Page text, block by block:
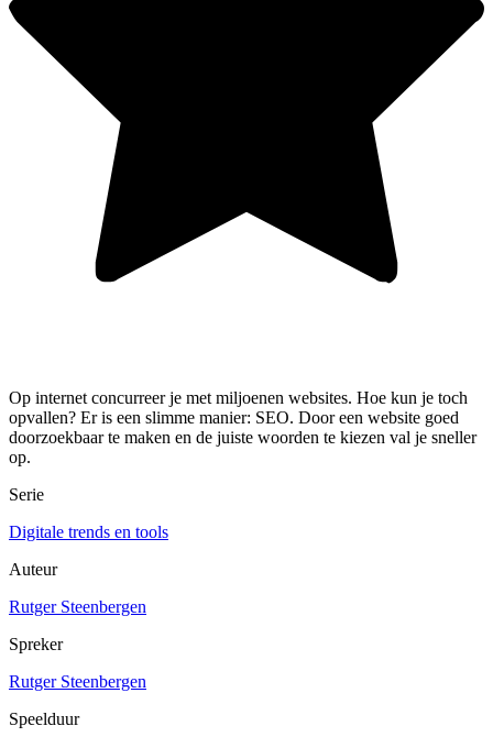
Op internet concurreer je met miljoenen websites. Hoe kun je toch
opvallen? Er is een slimme manier: SEO. Door een website goed
doorzoekbaar te maken en de juiste woorden te kiezen val je sneller
op.
Serie
Digitale trends en tools
Auteur
Rutger Steenbergen
Spreker
Rutger Steenbergen
Speelduur